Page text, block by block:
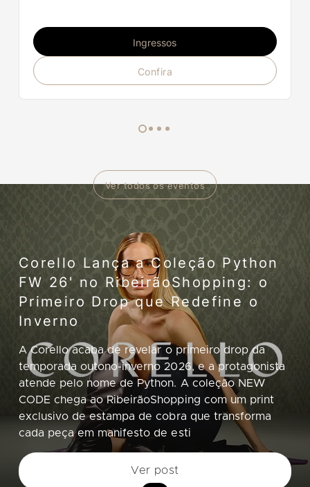
Ver todos os eventos
Ingressos
Confira
Corello Lança a Coleção Python
FW 26' no RibeirãoShopping: o
Primeiro Drop que Redefine o
Inverno
A Corello acaba de revelar o primeiro drop da
temporada outono-inverno 2026, e a protagonista
atende pelo nome de Python. A coleção NEW
CODE chega ao RibeirãoShopping com um print
exclusivo de estampa de cobra que transforma
cada peça em manifesto de esti
Ver post